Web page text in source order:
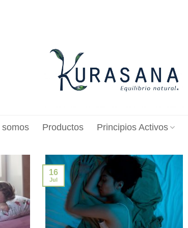
somos Productos Principios Activos
16
Jul